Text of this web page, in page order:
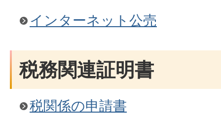
インターネット公売
税務関連証明書
税関係の申請書